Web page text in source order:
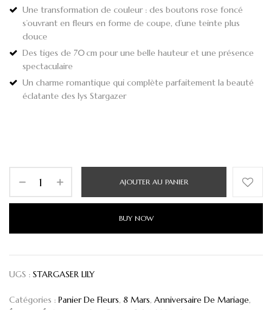
Une transformation de couleur: des boutons rose foncé
s’ouvrant en fleurs en forme de coupe, d’une teinte plus
douce
Des tiges de 70 cm pour une belle hauteur et une présence
spectaculaire
Un charme romantique qui complète parfaitement la beauté
éclatante des lys Stargazer
AJOUTER AU PANIER
BUY NOW
UGS : STARGASER LILY
Catégories : Panier De Fleurs, 8 Mars, Anniversaire De Mariage,